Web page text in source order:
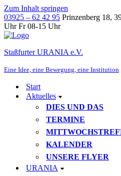
Zum Inhalt springen
03925 – 62 42 95 Prinzenberg 18,
Uhr Fr 08-15 Uhr
Staßfurter URANIA e.V.
Eine Idee, eine Bewegung, eine Institution
Start
Aktuelles
DIES UND DAS
TERMINE
KALENDER
UNSERE FLYER
URANIA